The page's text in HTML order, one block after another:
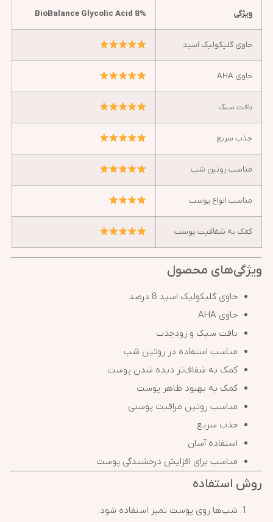
ویژگی BioBalance Glycolic Acid 8%
حاوی گلیکولیک اسید
حاوی AHA
بافت سبک
جذب سریع
مناسب روتین شب
مناسب انواع پوست
کمک به شفافیت پوست
ویژگی‌های محصول
حاوی گلیکولیک اسید 8 درصد
حاوی AHA
بافت سبک و زودجذب
مناسب استفاده در روتین شب
کمک به شفاف‌تر دیده شدن پوست
کمک به بهبود ظاهر پوست
مناسب روتین مراقبت پوستی
جذب سریع
استفاده آسان
مناسب برای افزایش درخشندگی پوست
روش استفاده
شب‌ها روی پوست تمیز استفاده شود.